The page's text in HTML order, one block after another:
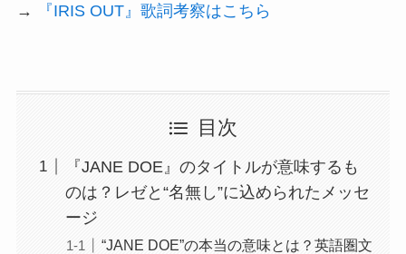
→
『IRIS OUT』歌詞考察はこちら
目次
『JANE DOE』のタイトルが意味するも
のは？レゼと“名無し”に込められたメッセ
ージ
“JANE DOE”の本当の意味とは？英語圏文